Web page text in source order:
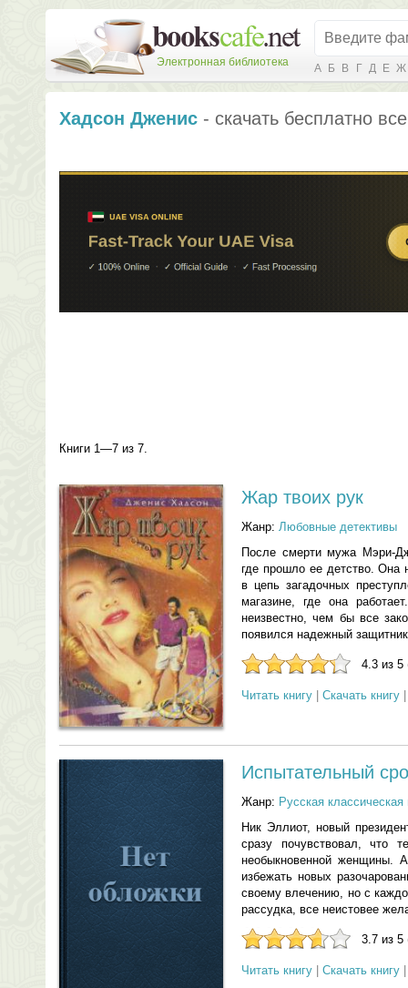
Электронная библиотека А Б В Г Д Е Ж
Хадсон Дженис - скачать бесплатно
Книги 1—7 из 7.
Жар твоих рук
Жанр: Любовные детективы
После смерти мужа Мэри-
где прошло ее детство. Она
в цепь загадочных
магазине, где она
неизвестно, чем бы все
появился надежный
4.3 из 5
Читать книгу Скачать книгу
Испытательный
Жанр: Русская классическая
Ник Эллиот, новый
сразу почувствовал, что
необыкновенной женщины.
избежать новых
своему влечению, но с
рассудка, все неистовее
3.7 из 5
Читать книгу Скачать книгу